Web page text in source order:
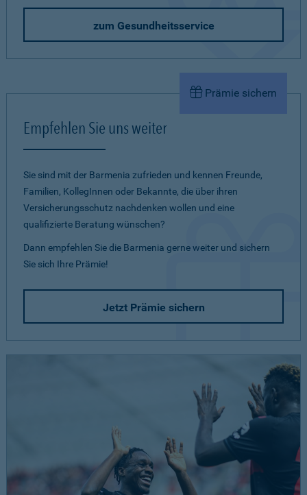
zum Gesundheitsservice
Prämie sichern
Empfehlen Sie uns weiter
Sie sind mit der Barmenia zufrieden und kennen Freunde,
Familien, KollegInnen oder Bekannte, die über ihren
Versicherungsschutz nachdenken wollen und eine
qualifizierte Beratung wünschen?
Dann empfehlen Sie die Barmenia gerne weiter und sichern
Sie sich Ihre Prämie!
Jetzt Prämie sichern